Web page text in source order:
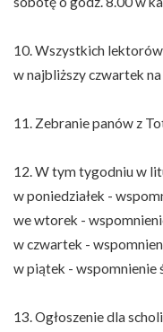
10. Wszystkich
w najbliższy czwartek
11. Zebranie panów z
12. W tym tygodniu w
w poniedziałek -
we wtorek -
w czwartek -
w piątek - wspomnienie
13. Ogłoszenie dla